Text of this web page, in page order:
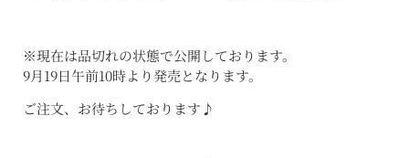
※現在は品切れの状態で公開しております。
9月19日午前10時より発売となります。
ご注文、お待ちしております♪